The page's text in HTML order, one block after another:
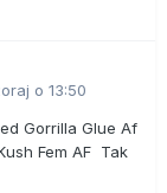
o 13:50
Gorrilla Glue Af
Fem AF Tak